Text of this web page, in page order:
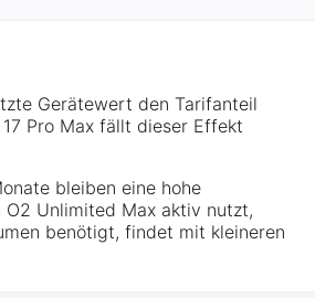
Gerätewert den Tarifanteil
Pro Max fällt dieser Effekt
bleiben eine hohe
O2 Unlimited Max aktiv nutzt,
benötigt, findet mit kleineren